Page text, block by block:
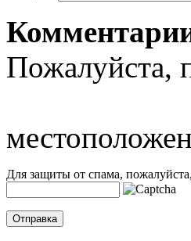
−
Пожалуйста,
Для защиты от спама,